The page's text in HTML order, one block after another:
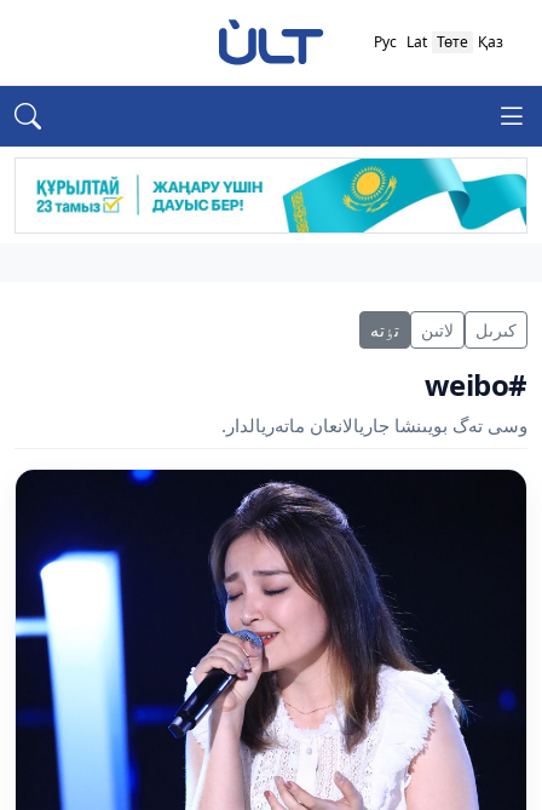
Қаз
Төте
Lat
Рус
كىرىل لاتىن تٶتە
#weibo
وسى تەگ بويىنشا جاريالانعان ماتەريالدار.